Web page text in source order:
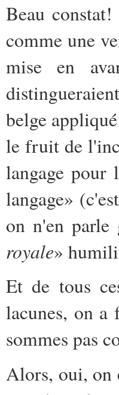
Beau
comme une
mise en
belge
le fruit de
langage
langage»
on n'en parle
royale»
Et de tous
lacunes, on a
sommes pas
Alors, oui, on